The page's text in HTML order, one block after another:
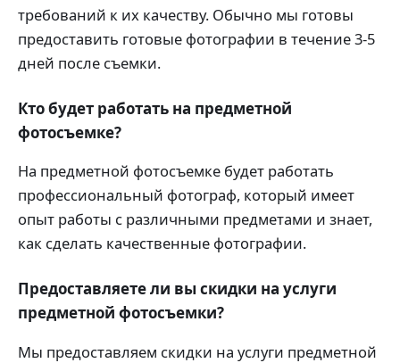
требований к их качеству. Обычно мы готовы
предоставить готовые фотографии в течение 3-5
дней после съемки.
Кто будет работать на предметной
фотосъемке?
На предметной фотосъемке будет работать
профессиональный фотограф, который имеет
опыт работы с различными предметами и знает,
как сделать качественные фотографии.
Предоставляете ли вы скидки на услуги
предметной фотосъемки?
Мы предоставляем скидки на услуги предметной